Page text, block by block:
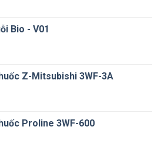
Bio - V01
Z-Mitsubishi 3WF-3A
Proline 3WF-600